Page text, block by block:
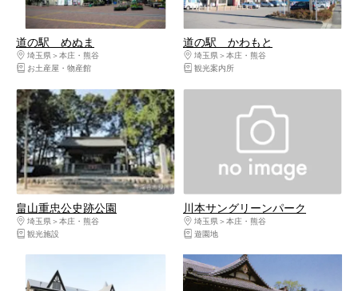
道の駅 めぬま
埼玉県
本庄・熊谷
お土産屋・物産館
道の駅 かわもと
埼玉県
本庄・熊谷
観光案内所
畠山重忠公史跡公園
埼玉県
本庄・熊谷
観光施設
川本サングリーンパーク
埼玉県
本庄・熊谷
遊園地